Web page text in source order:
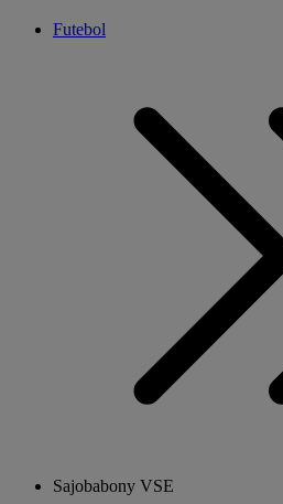
Futebol
Sajobabony VSE